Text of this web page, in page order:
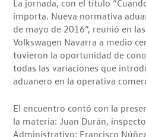
La jornada, con el título
importa. Nueva normativa
de mayo de 2016”, reunió en
Volkswagen Navarra a medio
tuvieron la oportunidad de
todas las variaciones que
aduanero en la operativa
El encuentro contó con la
la materia: Juan Durán,
Administrativo; Francisco